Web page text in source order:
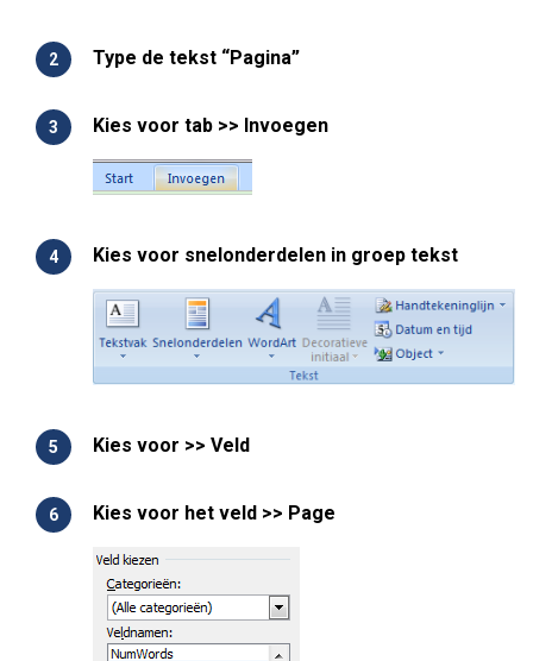
Type de tekst “Pagina”
Kies voor tab >> Invoegen
Kies voor snelonderdelen in groep tekst
Kies voor >> Veld
Kies voor het veld >> Page